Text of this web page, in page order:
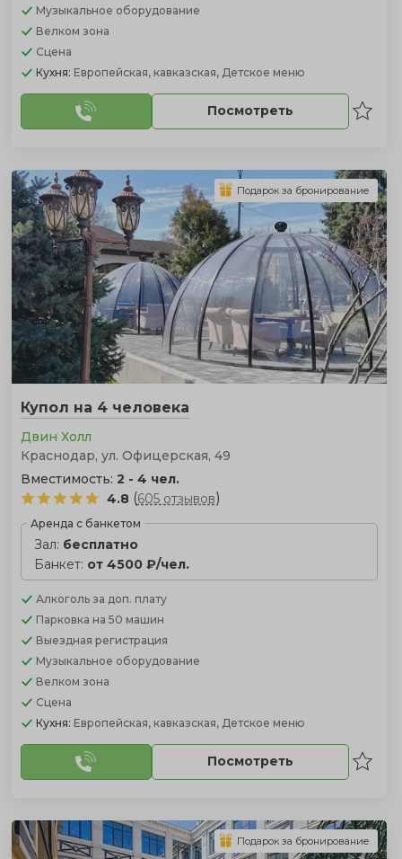
Музыкальное оборудование
Велком зона
Сцена
Кухня: Европейская, кавказская, Детское меню
Посмотреть
Купол на 4 человека
Двин Холл
Краснодар, ул. Офицерская, 49
Вместимость: 2 - 4 чел.
4.8 (605 отзывов)
Аренда с банкетом
Зал: бесплатно
Банкет: от 4500 ₽/чел.
Алкоголь за доп. плату
Парковка на 50 машин
Выездная регистрация
Музыкальное оборудование
Велком зона
Сцена
Кухня: Европейская, кавказская, Детское меню
Посмотреть
Подарок за бронирование
Подарок за бронирование